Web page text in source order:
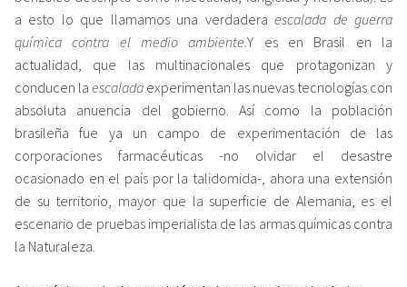
a esto lo que llamamos una verdaderaescalada de guerra
química contra el medio ambiente.Y es en Brasil en la
actualidad, que las multinacionales que protagonizan y
conducen la escalada experimentan las nuevas tecnologías con
absoluta anuencia del gobierno. Así como la población
brasileña fue ya un campo de experimentación de las
corporaciones farmacéuticas -no olvidar el desastre
ocasionado en el país por la talidomida-, ahora una extensión
de su territorio, mayor que la superficie de Alemania, es el
escenario de pruebas imperialista de las armas químicas contra
la Naturaleza.